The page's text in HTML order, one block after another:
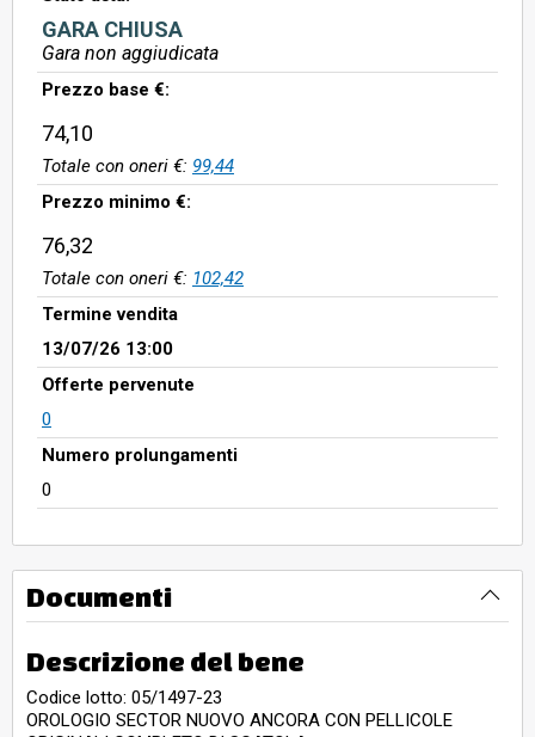
GARA CHIUSA
Gara non aggiudicata
Prezzo base €:
74,10
Totale con oneri €: 99,44
Prezzo minimo €:
76,32
Totale con oneri €: 102,42
Termine vendita
13/07/26 13:00
Offerte pervenute
0
Numero prolungamenti
0
Documenti
Descrizione del bene
Codice lotto: 05/1497-23
OROLOGIO SECTOR NUOVO ANCORA CON PELLICOLE